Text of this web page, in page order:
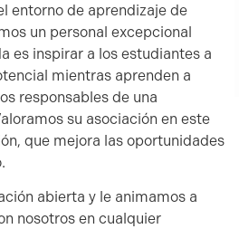
entorno de aprendizaje de
un personal excepcional
es inspirar a los estudiantes a
mientras aprenden a
responsables de una
su asociación en este
que mejora las oportunidades
abierta y le animamos a
nosotros en cualquier